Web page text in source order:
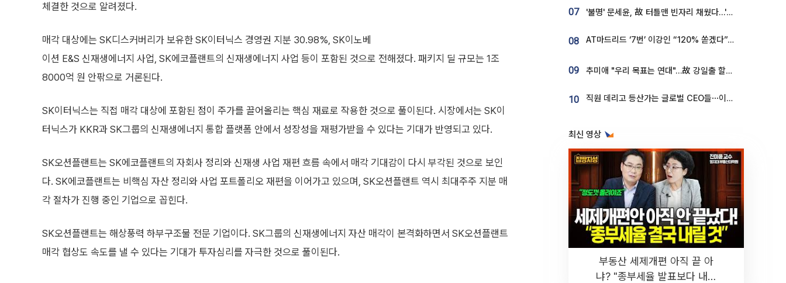
체결한 것으로 알려졌다.
매각 대상에는 SK디스커버리가 보유한 SK이터닉스 경영권 지분 30.98%, SK이노베
이션 E&S 신재생에너지 사업, SK에코플랜트의 신재생에너지 사업 등이 포함된 것으로 전해졌다. 패키지 딜 규모는 1조
8000억 원 안팎으로 거론된다.
SK이터닉스는 직접 매각 대상에 포함된 점이 주가를 끌어올리는 핵심 재료로 작용한 것으로 풀이된다. 시장에서는 SK이
터닉스가 KKR과 SK그룹의 신재생에너지 통합 플랫폼 안에서 성장성을 재평가받을 수 있다는 기대가 반영되고 있다.
SK오션플랜트는 SK에코플랜트의 자회사 정리와 신재생 사업 재편 흐름 속에서 매각 기대감이 다시 부각된 것으로 보인
다. SK에코플랜트는 비핵심 자산 정리와 사업 포트폴리오 재편을 이어가고 있으며, SK오션플랜트 역시 최대주주 지분 매
각 절차가 진행 중인 기업으로 꼽힌다.
SK오션플랜트는 해상풍력 하부구조물 전문 기업이다. SK그룹의 신재생에너지 자산 매각이 본격화하면서 SK오션플랜트
매각 협상도 속도를 낼 수 있다는 기대가 투자심리를 자극한 것으로 풀이된다.
07 '불명' 문세윤, 故 터틀맨 빈자리 채웠다…'거북이' 눈물의 최종 우승
08 AT마드리드 ‘7번’ 이강인 “120% 쏟겠다”⋯시메오네 감독 “필요한 선수”
09 추미애 "우리 목표는 연대"…故 강일출 할머니 흉상 제막
10 직원 데리고 등산가는 글로벌 CEO들⋯이유 있었네
최신 영상
부동산 세제개편 아직 끝 아
냐? "종부세율 발표보다 내릴